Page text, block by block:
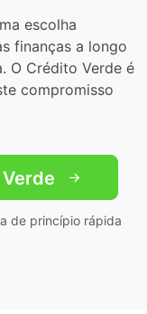
escolha
finanças a longo
O Crédito Verde é
compromisso
de princípio rápida